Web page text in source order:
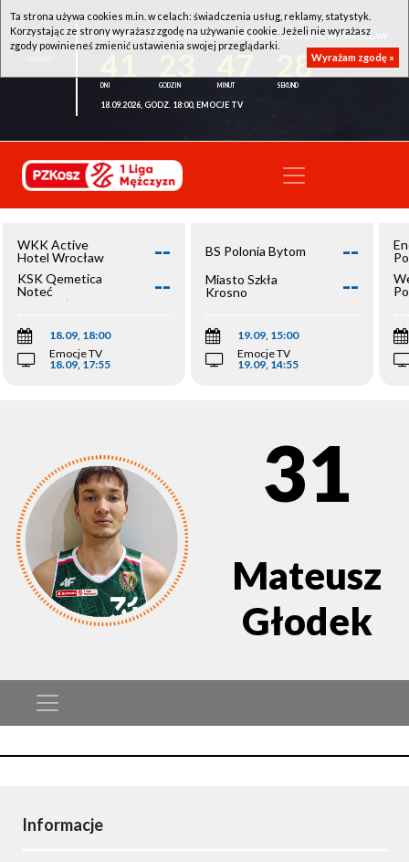
WKK ACTIVE HOTEL WROCŁAW - KSK QEMETICA NOTEĆ INOWROCŁAW
28
18.09.2026, GODZ. 18:00, EMOCJE TV
WKK Active
Hotel Wrocław
--
KSK Qemetica
Noteć
Inowrocław
--
18.09, 18:00
Emocje TV
18.09, 17:55
BS Polonia Bytom --
Miasto Szkła
Krosno
--
19.09, 15:00
Emocje TV
19.09, 14:55
31
Mateusz
Głodek
Informacje
Ta strona używa cookies m.in. w celach: świadczenia usług, reklamy, statystyk.
Korzystając ze strony wyrażasz zgodę na używanie cookie. Jeżeli nie wyrażasz
zgody powinieneś zmienić ustawienia swojej przeglądarki.
Wyrażam zgodę »